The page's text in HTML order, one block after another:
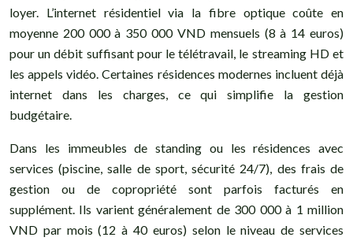
loyer. L’internet résidentiel via la fibre optique coûte en
moyenne 200 000 à 350 000 VND mensuels (8 à 14 euros)
pour un débit suffisant pour le télétravail, le streaming HD et
les appels vidéo. Certaines résidences modernes incluent déjà
internet dans les charges, ce qui simplifie la gestion
budgétaire.
Dans les immeubles de standing ou les résidences avec
services (piscine, salle de sport, sécurité 24/7), des frais de
gestion ou de copropriété sont parfois facturés en
supplément. Ils varient généralement de 300 000 à 1 million
VND par mois (12 à 40 euros) selon le niveau de services